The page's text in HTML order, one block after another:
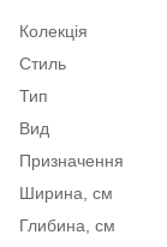
Колекція
Стиль
Тип
Вид
Призначення
Ширина, см
Глибина, см